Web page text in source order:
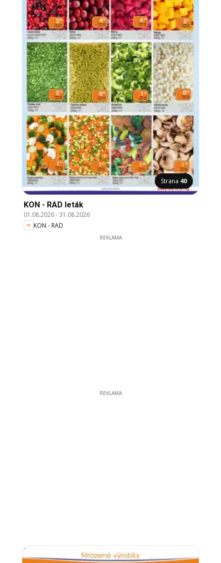
Strana 40
KON - RAD leták
01.08.2026-31.08.2026
KON - RAD
REKLAMA
REKLAMA